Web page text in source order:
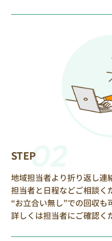
STEP02
地域担当者より折り返し連
担当者と日程などご相談く
“お立合い無し”での回収も
詳しくは担当者にご確認く